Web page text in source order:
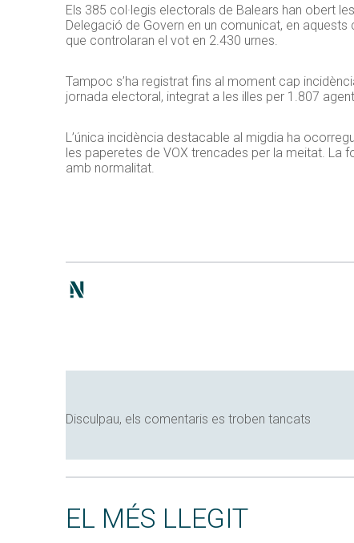
Els 385 col·legis electorals de Balears han obert
Delegació de Govern en un comunicat, en
que controlaran el vot en 2.430 urnes.
Tampoc s’ha registrat fins al moment cap
jornada electoral, integrat a les illes per 1.807
L’única incidència destacable al migdia ha
les paperetes de VOX trencades per la meitat.
amb normalitat.
Disculpau, els comentaris es troben tancats
EL MÉS LLEGIT